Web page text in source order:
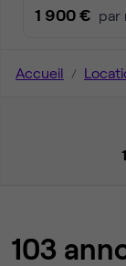
1 900 € par
Accueil
1
103